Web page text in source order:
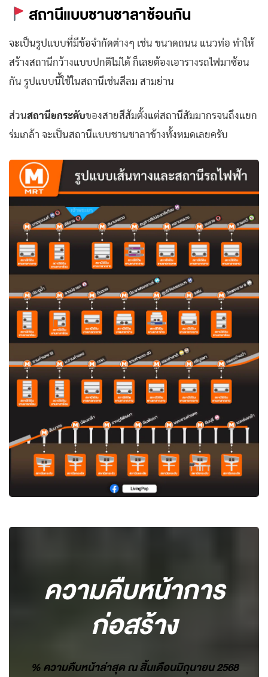
สถานีแบบชานชาลาซ้อนกัน
จะเป็นรูปแบบที่มีข้อจำกัดต่างๆ เช่น ขนาดถนน แนวท่อ ทำให้
สร้างสถานีกว้างแบบปกติไม่ได้ ก็เลยต้องเอารางรถไฟมาซ้อน
กัน รูปแบบนี้ใช้ในสถานีเช่นสีลม สามย่าน
ส่วนสถานียกระดับของสายสีส้มตั้งแต่สถานีสัมมากรจนถึงแยก
ร่มเกล้า จะเป็นสถานีแบบชานชาลาข้างทั้งหมดเลยครับ
ความคืบหน้าการ
ก่อสร้าง
% ความคืบหน้าล่าสุด ณ สิ้นเดือนมิถุนายน 2568